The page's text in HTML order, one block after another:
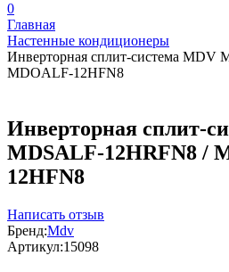
0
Главная
Настенные кондиционеры
Инверторная сплит-система MDV
MDOALF-12HFN8
Инверторная сплит-
MDSALF-12HRFN8 /
12HFN8
Написать отзыв
Бренд:Mdv
Артикул:15098